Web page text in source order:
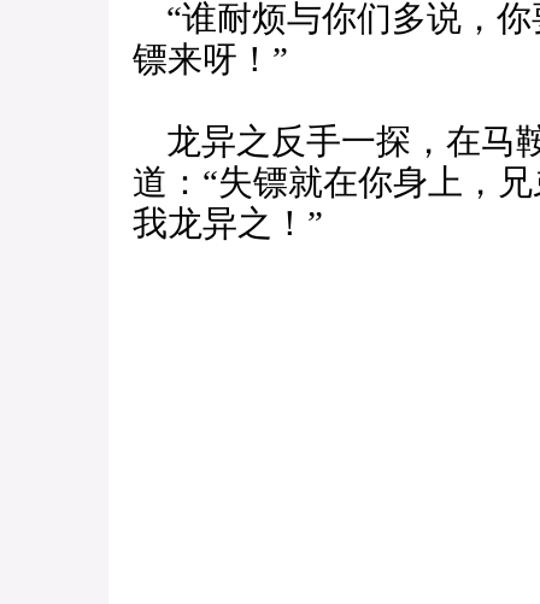
“谁耐烦与你们多说，
镖来呀！”
龙异之反手一探，在马
道：“失镖就在你身上，
我龙异之！”